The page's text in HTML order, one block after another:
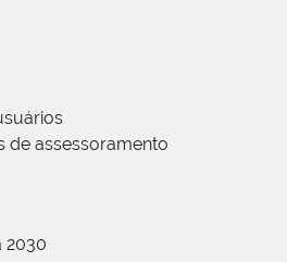
de assessoramento
2030